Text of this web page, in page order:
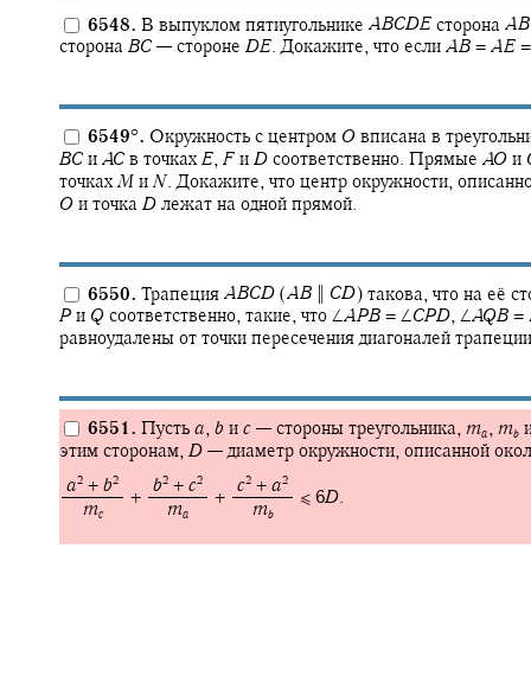
6548. В выпуклом пятиугольнике ABCDE сторона AB
сторона BC — стороне DE. Докажите, что если AB = AE
6549°. Окружность с центром O вписана в
BC и AC в точках E, F и D соответственно. Прямые AO и
точках M и N. Докажите, что центр окружности,
O и точка D лежат на одной прямой.
6550. Трапеция ABCD (AB CD) такова, что на её
P и Q соответственно, такие, что ∠APB = ∠CPD, ∠AQB =
равноудалены от точки пересечения диагоналей
6551. Пусть a, b и c — стороны треугольника, ma , mb
этим сторонам, D —диаметр окружности, описанной
a2 + b2
mc
+ ‍
b2 + c2
ma
+ ‍
c2 + a2
mb
≤ 6D.